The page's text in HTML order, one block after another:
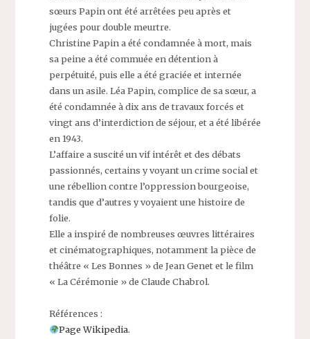
sœurs Papin ont été arrêtées peu après et
jugées pour double meurtre.
Christine Papin a été condamnée à mort, mais
sa peine a été commuée en détention à
perpétuité, puis elle a été graciée et internée
dans un asile. Léa Papin, complice de sa sœur, a
été condamnée à dix ans de travaux forcés et
vingt ans d’interdiction de séjour, et a été libérée
en 1943.
L’affaire a suscité un vif intérêt et des débats
passionnés, certains y voyant un crime social et
une rébellion contre l’oppression bourgeoise,
tandis que d’autres y voyaient une histoire de
folie.
Elle a inspiré de nombreuses œuvres littéraires
et cinématographiques, notamment la pièce de
théâtre « Les Bonnes » de Jean Genet et le film
« La Cérémonie » de Claude Chabrol.
Références :
Page Wikipedia.